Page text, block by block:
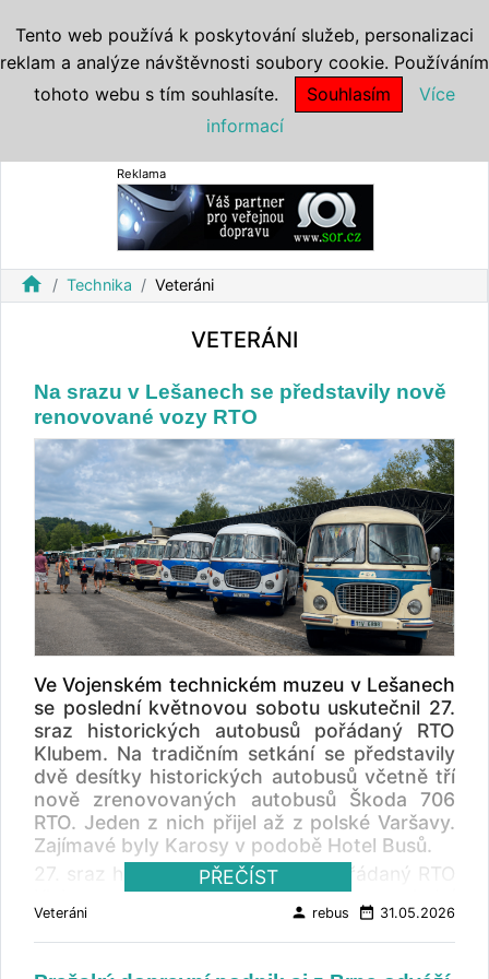
Reklama
home Technika Veteráni
VETERÁNI
Na srazu v Lešanech se představily nově
renovované vozy RTO
Ve Vojenském technickém muzeu v Lešanech
se poslední květnovou sobotu uskutečnil 27.
sraz historických autobusů pořádaný RTO
Klubem. Na tradičním setkání se představily
dvě desítky historických autobusů včetně tří
nově zrenovovaných autobusů Škoda 706
RTO. Jeden z nich přijel až z polské Varšavy.
Zajímavé byly Karosy v podobě Hotel Busů.
27. sraz historických autobusů, pořádaný RTO
Klubem, proběhl už tradičně poslední
květnovou sobotu ve Vojenském technickém
muzeu v Lešanech. Autobusy se brzy ráno
PŘEČÍST
Veteráni person rebus date_range 31.05.2026
Tento web používá k poskytování služeb, personalizaci
reklam a analýze návštěvnosti soubory cookie. Používáním
tohoto webu s tím souhlasíte.
Souhlasím
Více
informací